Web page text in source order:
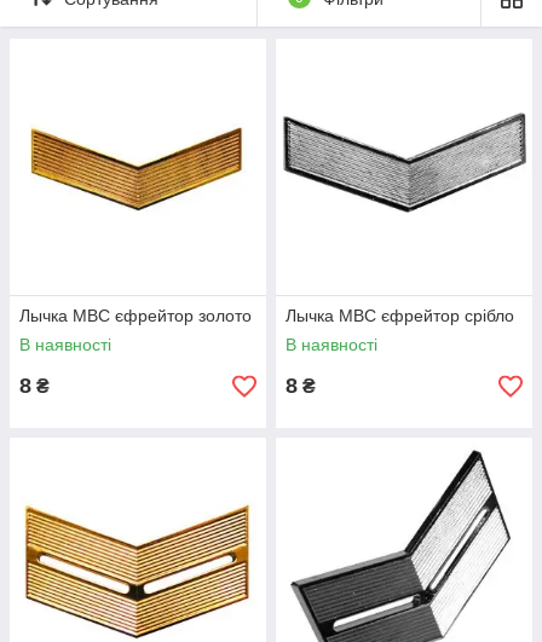
Лычка МВС єфрейтор золото
В наявності
8 ₴
Лычка МВС єфрейтор срібло
В наявності
8 ₴